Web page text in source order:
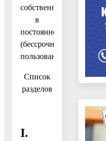
собственности,
в
постоянное
(бессрочное)
пользование»
Список
разделов
I.